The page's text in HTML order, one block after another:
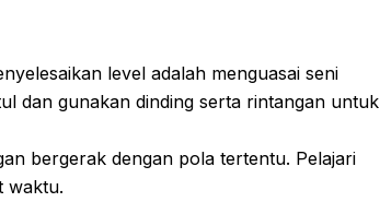
level adalah menguasai seni
dan gunakan dinding serta rintangan untuk
bergerak dengan pola tertentu. Pelajari
waktu.